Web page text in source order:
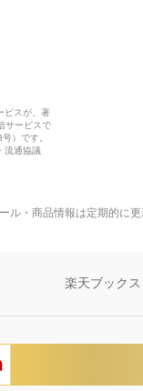
ビスが、著
サービスで
）です。
流通協議
ル・商品情報は定期的に
楽天ブック